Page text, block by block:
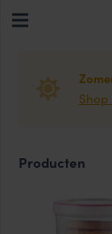
Shop
Producten